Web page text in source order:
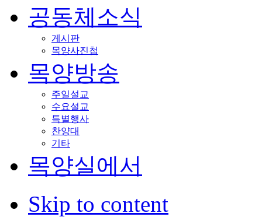
공동체소식
게시판
목양사진첩
목양방송
주일설교
수요설교
특별행사
찬양대
기타
목양실에서
Skip to content